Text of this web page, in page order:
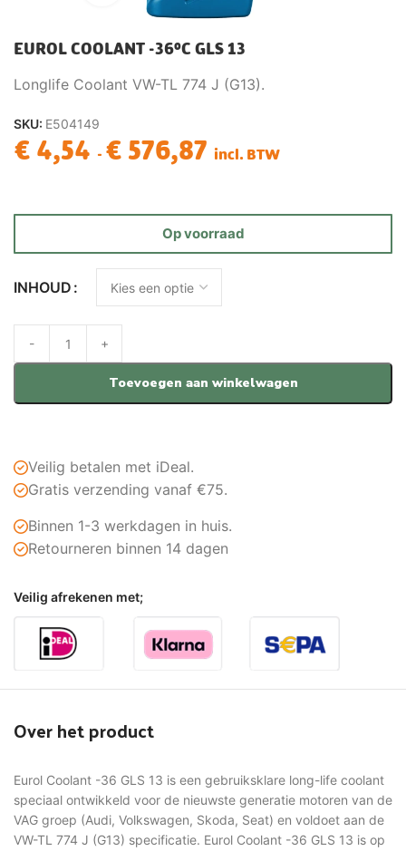
EUROL COOLANT -36°C GLS 13
Longlife Coolant VW-TL 774 J (G13).
SKU: E504149
€ 4,54 - € 576,87 incl. BTW
Op voorraad
INHOUD
Toevoegen aan winkelwagen
Veilig betalen met iDeal.
Gratis verzending vanaf €75.
Binnen 1-3 werkdagen in huis.
Retourneren binnen 14 dagen
Veilig afrekenen met;
Over het product
Eurol Coolant -36 GLS 13 is een gebruiksklare long-life coolant
speciaal ontwikkeld voor de nieuwste generatie motoren van de
VAG groep (Audi, Volkswagen, Skoda, Seat) en voldoet aan de
VW-TL 774 J (G13) specificatie. Eurol Coolant -36 GLS 13 is op